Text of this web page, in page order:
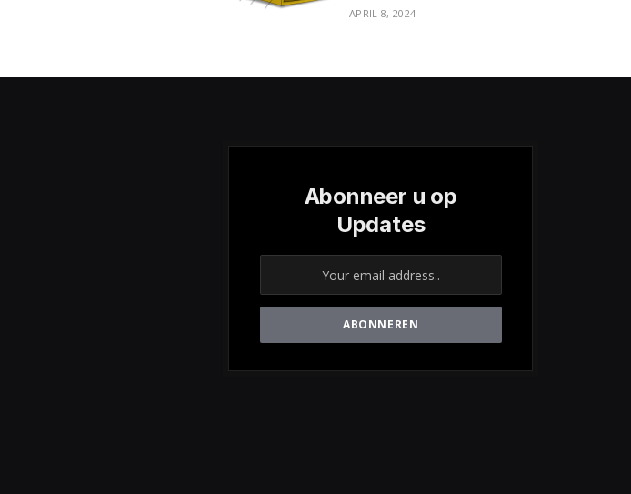
APRIL 8, 2024
Abonneer u op
Updates